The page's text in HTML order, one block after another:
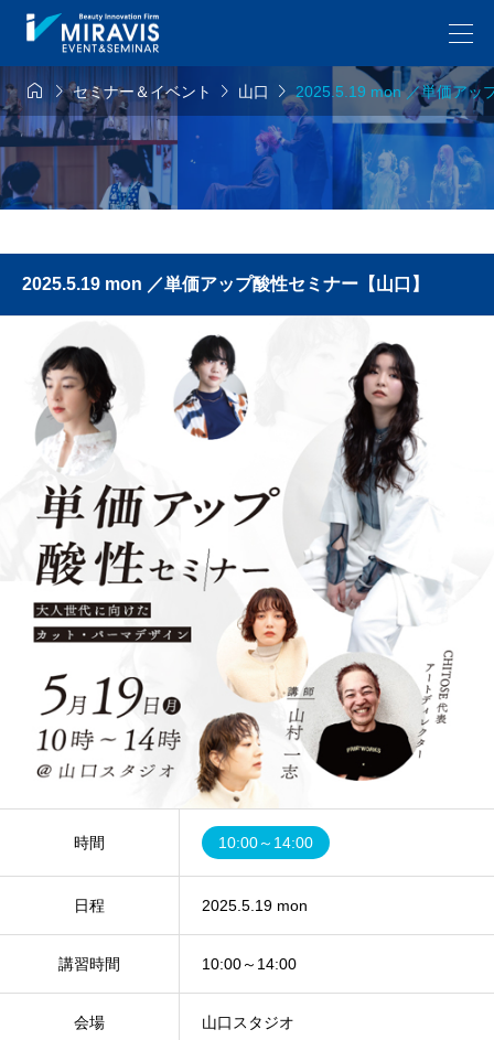
 セミナー＆イベント  山口 2025.5.19 mon ／単価アッ
2025.5.19 mon ／単価アップ酸性セミナー【山口】
時間 10:00～14:00
日程 2025.5.19 mon
講習時間 10:00～14:00
会場 山口スタジオ